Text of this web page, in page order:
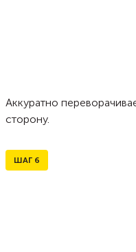
Аккуратно
сторону.
ШАГ 6